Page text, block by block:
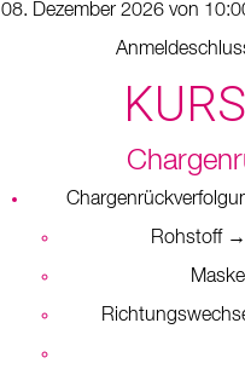
08. Dezember 2026 von
Rohstoff →